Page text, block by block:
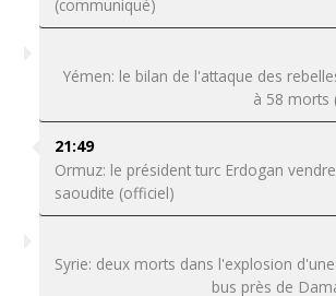
(communiqué)
Yémen: le bilan de l'attaque des
à 58 morts
21:49
Ormuz: le président turc Erdogan
saoudite (officiel)
Syrie: deux morts dans l'explosion
bus près de